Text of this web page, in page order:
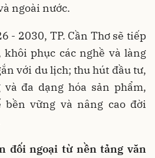
ngoài nước.
- 2030, TP. Cần Thơ sẽ tiếp
phục các nghề và làng
với du lịch; thu hút đầu tư,
đa dạng hóa sản phẩm,
vững và nâng cao đời
đối ngoại từ nền tảng văn